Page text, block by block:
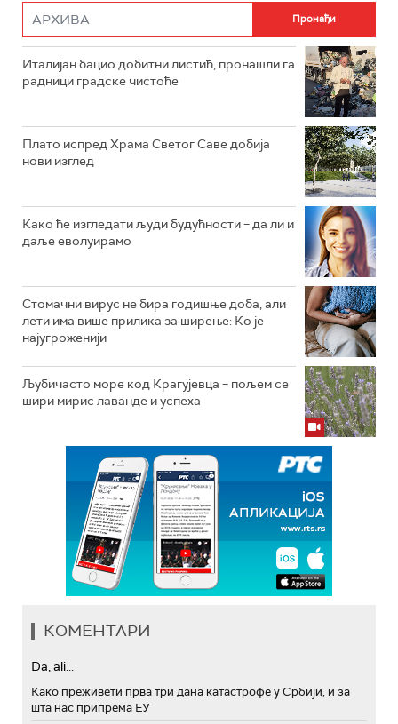
Италијан бацио добитни листић, пронашли га
радници градске чистоће
Плато испред Храма Светог Саве добија
нови изглед
Како ће изгледати људи будућности – да ли и
даље еволуирамо
Стомачни вирус не бира годишње доба, али
лети има више прилика за ширење: Ко је
најугроженији
Љубичасто море код Крагујевца – пољем се
шири мирис лаванде и успеха
КОМЕНТАРИ
Da, ali...
Како преживети прва три дана катастрофе у Србији, и за
шта нас припрема ЕУ